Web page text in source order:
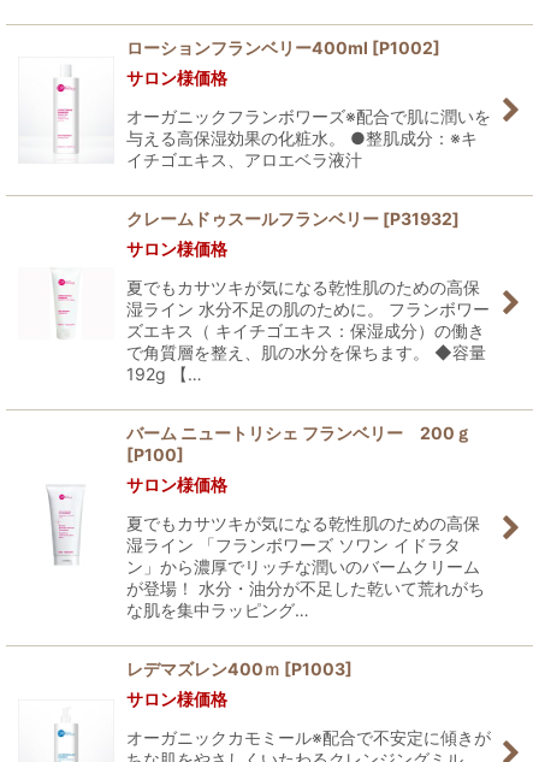
ローションフランベリー400ml [P1002]
サロン様価格
オーガニックフランボワーズ※配合で肌に潤いを
与える高保湿効果の化粧水。 ●整肌成分：※キ
イチゴエキス、アロエベラ液汁
クレームドゥスールフランベリー [P31932]
サロン様価格
夏でもカサツキが気になる乾性肌のための高保
湿ライン 水分不足の肌のために。 フランボワー
ズエキス（ キイチゴエキス：保湿成分）の働き
で角質層を整え、肌の水分を保ちます。 ◆容量
192g 【…
バーム ニュートリシェ フランベリー 200ｇ
[P100]
サロン様価格
夏でもカサツキが気になる乾性肌のための高保
湿ライン 「フランボワーズ ソワン イドラタ
ン」から濃厚でリッチな潤いのバームクリーム
が登場！ 水分・油分が不足した乾いて荒れがち
な肌を集中ラッピング…
レデマズレン400ｍ [P1003]
サロン様価格
オーガニックカモミール※配合で不安定に傾きが